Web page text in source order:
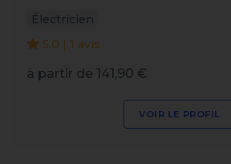
Électricien
5.0 | 1 avis
à partir de 141,90 €
VOIR LE PROFIL